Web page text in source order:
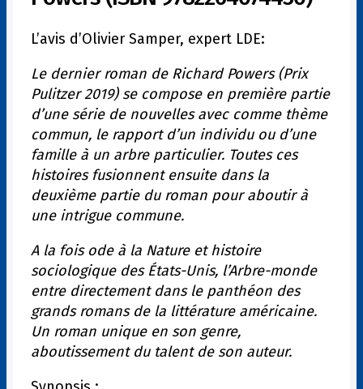
L’avis d’Olivier Samper, expert LDE:
Le dernier roman de Richard Powers (Prix
Pulitzer 2019) se compose en première partie
d’une série de nouvelles avec comme thème
commun, le rapport d’un individu ou d’une
famille à un arbre particulier. Toutes ces
histoires fusionnent ensuite dans la
deuxième partie du roman pour aboutir à
une intrigue commune.
A la fois ode à la Nature et histoire
sociologique des États-Unis, l’Arbre-monde
entre directement dans le panthéon des
grands romans de la littérature américaine.
Un roman unique en son genre,
aboutissement du talent de son auteur.